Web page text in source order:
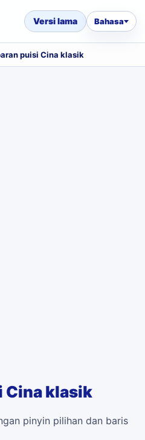
Versi lama Bahasa
puisi Cina klasik
Cina klasik
pinyin pilihan dan baris